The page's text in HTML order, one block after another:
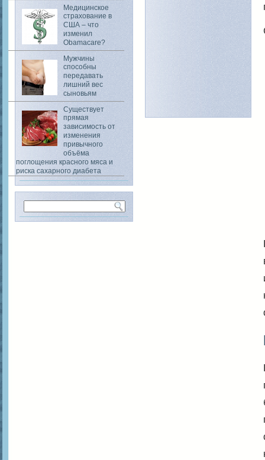
Медицинское
страхование в
США – что
изменил
Obamacare?
Мужчины
способны
передавать
лишний вес
сыновьям
Существует
прямая
зависимость от
изменения
привычного
объёма
поглощения красного мяса и
риска сахарного диабета